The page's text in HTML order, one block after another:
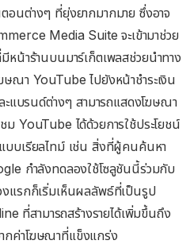
นต่างๆ ที่ยุ่งยากมากมาย ซึ่งอาจ
Media Suite จะเข้ามาช่วย
หน้าร้านบนมาร์เก็ตเพลสช่วยนำทาง
ณา YouTube ไปยังหน้าชำระเงิน
ะแบรนด์ต่างๆ สามารถแสดงโฆษณา
YouTube ได้ด้วยการใช้ประโยชน์
บบเรียลไทม์ เช่น สิ่งที่ผู้คนค้นหา
กำลังทดลองใช้โซลูชันนี้ร่วมกับ
แรกก็เริ่มเห็นผลลัพธ์ที่เป็นรูป
ที่สามารถสร้างรายได้เพิ่มขึ้นถึง
ค่าโฆษณาที่แข็งแกร่ง